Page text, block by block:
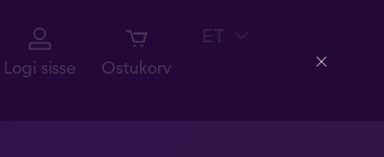
Logi sisse Ostukorv
ET
Close